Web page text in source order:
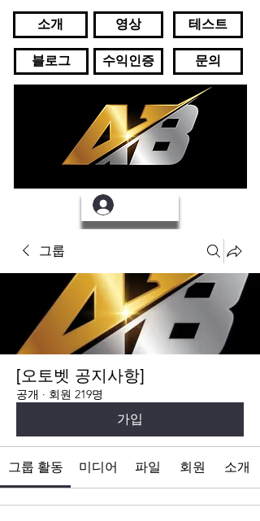
소개 영상
수익인증
테스트
문의
블로그
그룹
[오토벳 공지사항]
공개 · 회원 219명
가입
그룹 활동 미디어 파일 회원 소개